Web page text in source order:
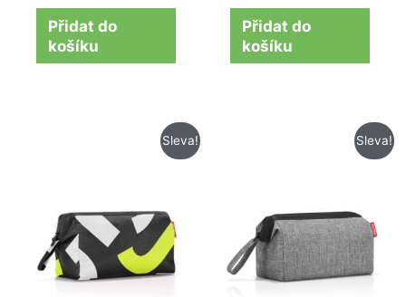
Přidat do
košíku
Přidat do
košíku
Sleva!
Aktuální
cena
Sleva!
Aktuální
cena